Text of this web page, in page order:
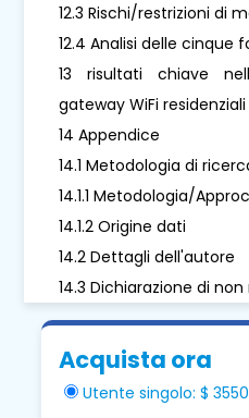
12.3 Rischi/restrizioni di
12.4 Analisi delle cinque
13 risultati chiave
gateway WiFi residenziali
14 Appendice
14.1 Metodologia di
14.1.1 Metodologia/
14.1.2 Origine dati
14.2 Dettagli dell'autore
14.3 Dichiarazione di
Acquista ora
Utente singolo: $ 3550